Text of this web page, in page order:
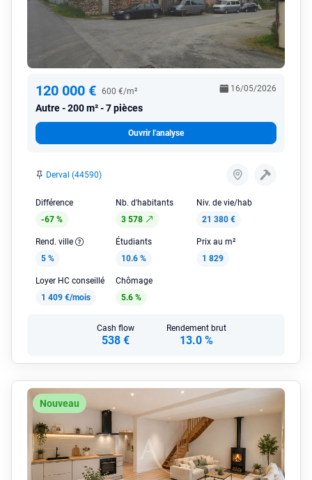
120 000 € 600 €/m²
Autre 200 m² - 7 pièces
16/05/2026
Ouvrir l'analyse
Derval (44590)
Différence
-67 %
Nb. d'habitants
3 578
Niv. de vie/hab
21 380 €
Rend. ville
5 %
Étudiants
10.6 %
Prix au m²
1 829
Loyer HC conseillé
1 409 €/mois
Chômage
5.6 %
Cash flow
538 €
Rendement brut
13.0 %
Nouveau